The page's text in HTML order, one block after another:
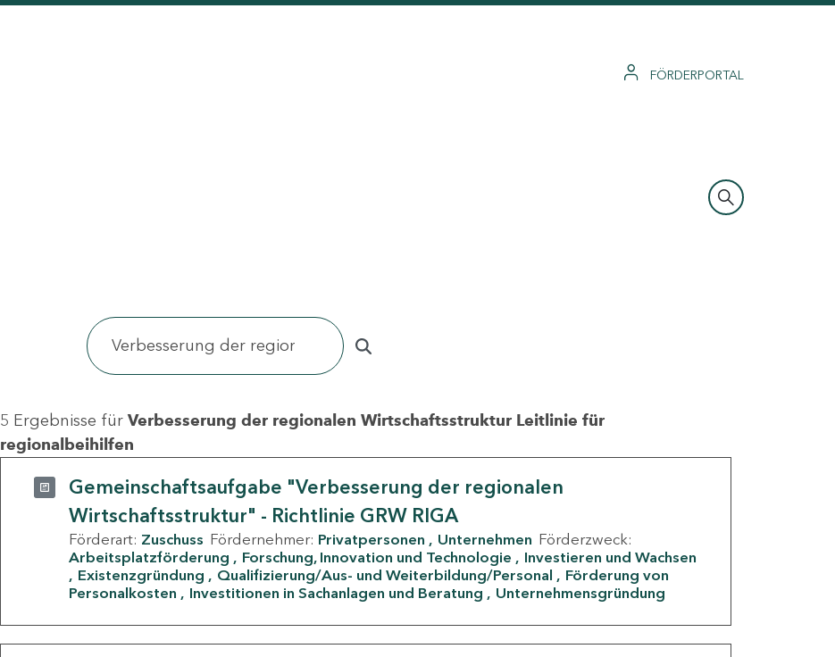
FÖRDERPORTAL
5 Ergebnisse für Verbesserung der regionalen Wirtschaftsstruktur Leitlinie für
regionalbeihilfen
Gemeinschaftsaufgabe "Verbesserung der regionalen
Wirtschaftsstruktur" - Richtlinie GRW RIGA
Förderart: Zuschuss Fördernehmer: Privatpersonen Unternehmen Förderzweck:
Arbeitsplatzförderung
Forschung, Innovation und Technologie
Investieren und Wachsen
Existenzgründung
Qualifizierung/Aus- und Weiterbildung/Personal
Förderung von
Personalkosten
Investitionen in Sachanlagen und Beratung Unternehmensgründung